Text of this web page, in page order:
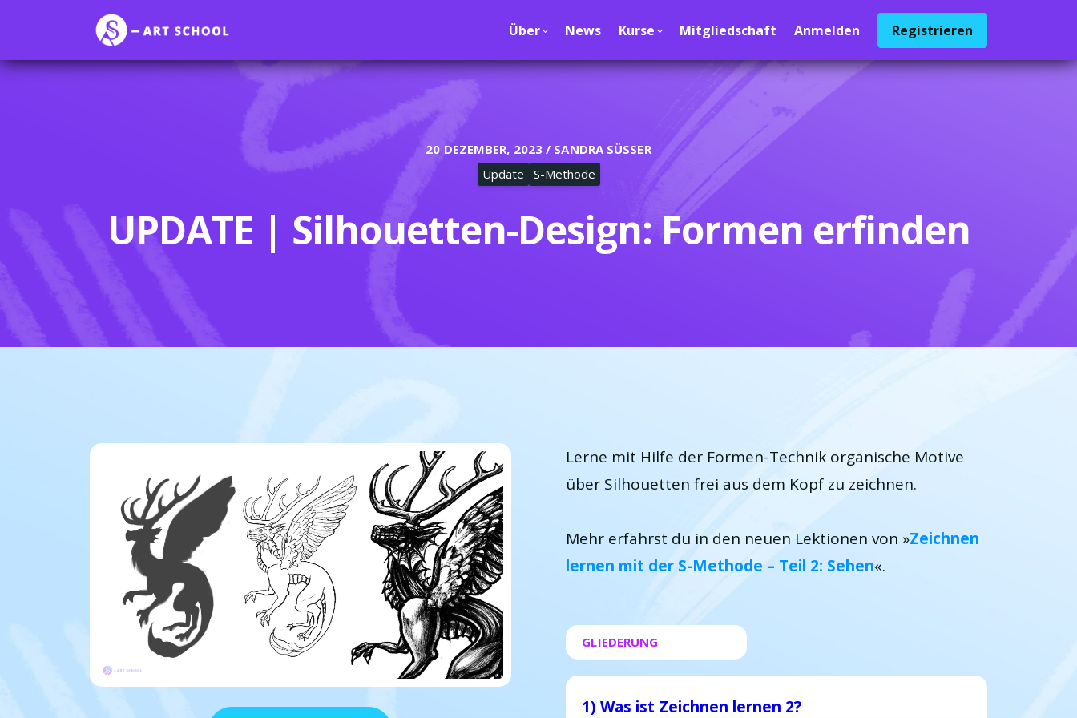
Über News Kurse Mitgliedschaft Anmelden Registrieren
20 DEZEMBER, 2023 / SANDRA SÜSSER
Update
S-Methode
UPDATE | Silhouetten-Design: Formen erfinden
Lerne mit Hilfe der Formen-Technik organische Motive
über Silhouetten frei aus dem Kopf zu zeichnen.
Mehr erfährst du in den neuen Lektionen von »Zeichnen
lernen mit der S-Methode – Teil 2: Sehen«.
GLIEDERUNG
1) Was ist Zeichnen lernen 2?